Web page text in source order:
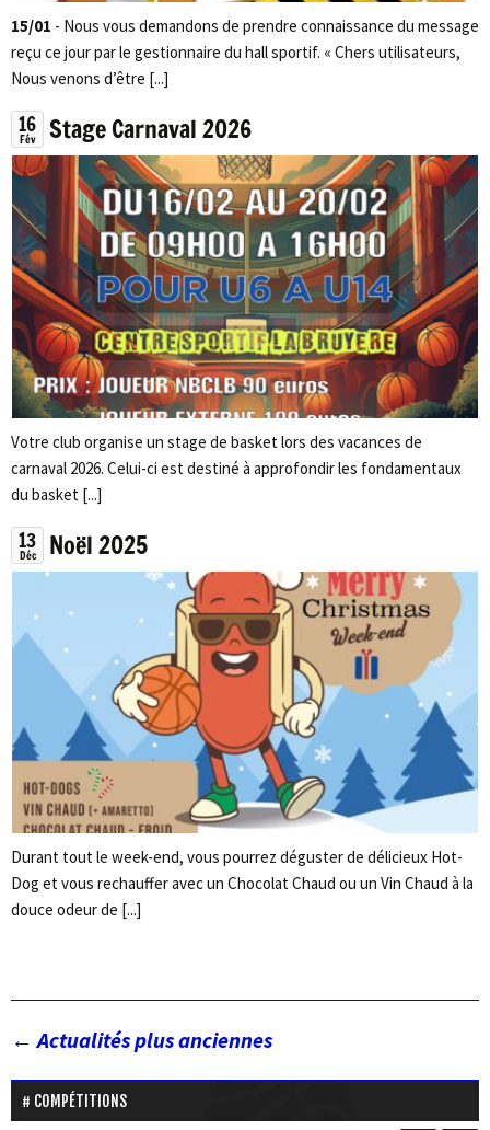
15/01 - Nous vous demandons de prendre connaissance du message
reçu ce jour par le gestionnaire du hall sportif. « Chers utilisateurs,
Nous venons d’être [...]
16
Fév Stage Carnaval 2026
Votre club organise un stage de basket lors des vacances de
carnaval 2026. Celui-ci est destiné à approfondir les fondamentaux
du basket [...]
13
Déc Noël 2025
Durant tout le week-end, vous pourrez déguster de délicieux Hot-
Dog et vous rechauffer avec un Chocolat Chaud ou un Vin Chaud à la
douce odeur de [...]
← Actualités plus anciennes
COMPÉTITIONS